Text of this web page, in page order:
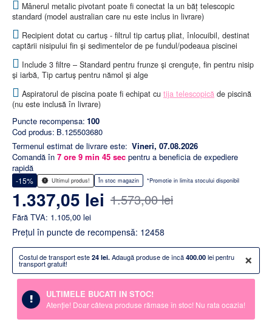
Mânerul metalic pivotant poate fi conectat la un băț telescopic
standard (model australian care nu este inclus in livrare)
Recipient dotat cu cartuş - filtrul tip cartuş pliat, înlocuibil, destinat
captării nisipului fin şi sedimentelor de pe fundul/podeaua piscinei
Include 3 filtre – Standard pentru frunze și crenguțe, fin pentru nisip
și iarbă, Tip cartuș pentru nămol și alge
Aspiratorul de piscina poate fi echipat cu tija telescopică de piscină
(nu este inclusă în livrare)
Termenul estimat de livrare este: Vineri, 07.08.2026
Puncte recompensa: 100
Cod produs: B.125503680
Comandă în 7 ore 9 min 45 sec pentru a beneficia de expediere
rapidă
Ultimul produs! În stoc magazin *Promotie in limita stocului disponibil
-15%
1.337,05 lei 1.573,00 lei
Fără TVA: 1.105,00 lei
Preţul în puncte de recompensă: 12458
×
Costul de transport este 24 lei. Adaugă produse de încă 400.00 lei pentru
transport gratuit!
ULTIMELE BUCATI IN STOC!
Atenție! Doar câteva produse rămase în stoc! Nu rata ocazia!